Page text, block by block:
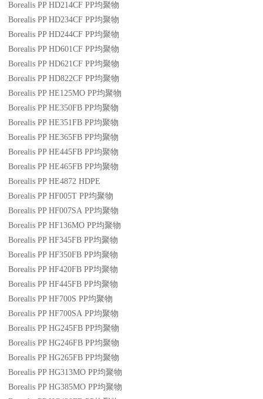
Borealis PP HD214CF PP均聚物
Borealis PP HD234CF PP均聚物
Borealis PP HD244CF PP均聚物
Borealis PP HD601CF PP均聚物
Borealis PP HD621CF PP均聚物
Borealis PP HD822CF PP均聚物
Borealis PP HE125MO PP均聚物
Borealis PP HE350FB PP均聚物
Borealis PP HE351FB PP均聚物
Borealis PP HE365FB PP均聚物
Borealis PP HE445FB PP均聚物
Borealis PP HE465FB PP均聚物
Borealis PP HE4872 HDPE
Borealis PP HF005T PP均聚物
Borealis PP HF007SA PP均聚物
Borealis PP HF136MO PP均聚物
Borealis PP HF345FB PP均聚物
Borealis PP HF350FB PP均聚物
Borealis PP HF420FB PP均聚物
Borealis PP HF445FB PP均聚物
Borealis PP HF700S PP均聚物
Borealis PP HF700SA PP均聚物
Borealis PP HG245FB PP均聚物
Borealis PP HG246FB PP均聚物
Borealis PP HG265FB PP均聚物
Borealis PP HG313MO PP均聚物
Borealis PP HG385MO PP均聚物